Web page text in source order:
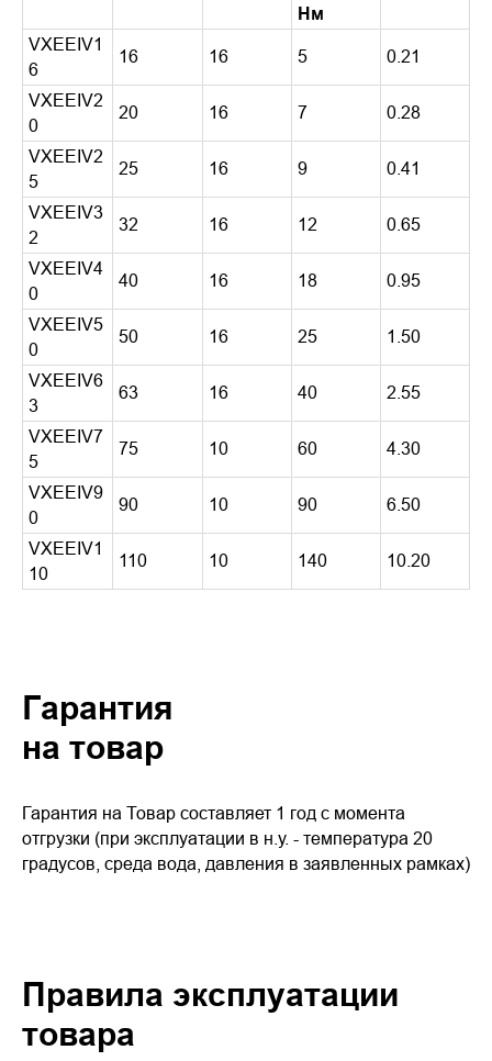
Нм
VXEEIV1
6
16 16 5 0.21
VXEEIV2
0
20 16 7 0.28
VXEEIV2
5
25 16 9 0.41
VXEEIV3
2
32 16 12 0.65
VXEEIV4
0
40 16 18 0.95
VXEEIV5
0
50 16 25 1.50
VXEEIV6
3
63 16 40 2.55
VXEEIV7
5
75 10 60 4.30
VXEEIV9
0
90 10 90 6.50
VXEEIV1
10
110 10 140 10.20
Гарантия
на товар
Гарантия на Товар составляет 1 год с момента
отгрузки (при эксплуатации в н.у. - температура 20
градусов, среда вода, давления в заявленных рамках)
Правила эксплуатации
товара